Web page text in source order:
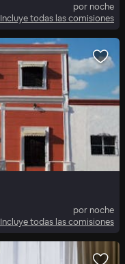
por noche
Incluye todas las comisiones
por noche
Incluye todas las comisiones